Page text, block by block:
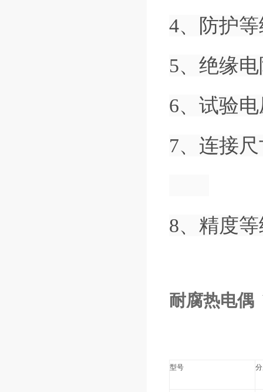
4、防护
5、绝缘
6、试验
7、连接
8、精度
耐腐热电偶
型号